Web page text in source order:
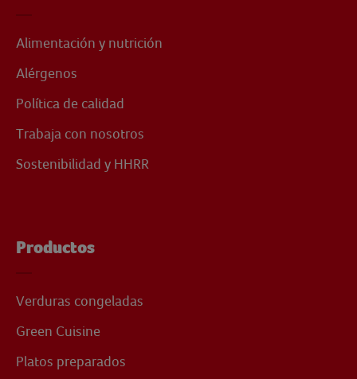
Alimentación y nutrición
Alérgenos
Política de calidad
Trabaja con nosotros
Sostenibilidad y HHRR
Productos
Verduras congeladas
Green Cuisine
Platos preparados